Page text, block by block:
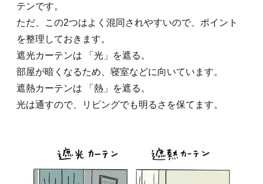
テンです。
ただ、この2つはよく混同されやすいので、ポイント
を整理しておきます。
遮光カーテンは 「光」を遮る。
部屋が暗くなるため、寝室などに向いています。
遮熱カーテンは 「熱」を遮る。
光は通すので、リビングでも明るさを保てます。